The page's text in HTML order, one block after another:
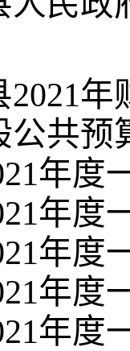
2021年
公共
1年度
年度
年度
年度
年度